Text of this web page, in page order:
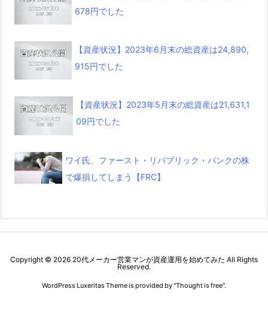
678円でした
【資産状況】2023年6月末の総資産は24,890,
915円でした
【資産状況】2023年5月末の総資産は21,631,1
09円でした
ワイ氏、ファースト・リパブリック・バンクの株
で爆損してしまう【FRC】
Copyright © 2026 20代メーカー営業マンが資産運用を始めてみた All Rights
Reserved.
WordPress Luxeritas Theme is provided by "Thought is free".